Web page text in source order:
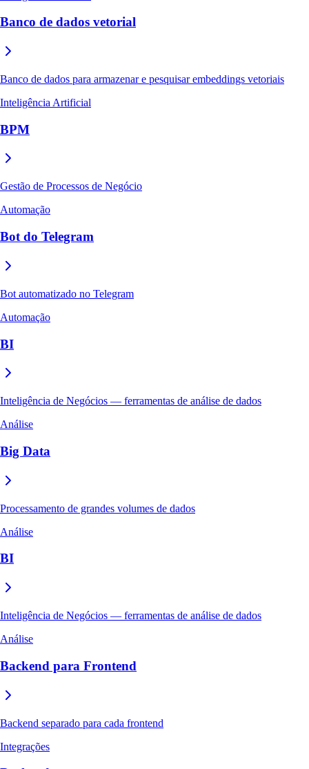
Banco de dados vetorial
Banco de dados para armazenar e pesquisar embeddings vetoriais
Inteligência Artificial
BPM
Gestão de Processos de Negócio
Automação
Bot do Telegram
Bot automatizado no Telegram
Automação
BI
Inteligência de Negócios — ferramentas de análise de dados
Análise
Big Data
Processamento de grandes volumes de dados
Análise
BI
Inteligência de Negócios — ferramentas de análise de dados
Análise
Backend para Frontend
Backend separado para cada frontend
Integrações